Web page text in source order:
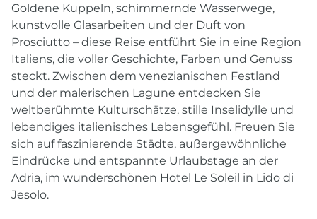
Goldene Kuppeln, schimmernde Wasserwege,
kunstvolle Glasarbeiten und der Duft von
Prosciutto – diese Reise entführt Sie in eine Region
Italiens, die voller Geschichte, Farben und Genuss
steckt. Zwischen dem venezianischen Festland
und der malerischen Lagune entdecken Sie
weltberühmte Kulturschätze, stille Inselidylle und
lebendiges italienisches Lebensgefühl. Freuen Sie
sich auf faszinierende Städte, außergewöhnliche
Eindrücke und entspannte Urlaubstage an der
Adria, im wunderschönen Hotel Le Soleil in Lido di
Jesolo.